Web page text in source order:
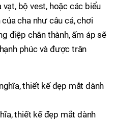
bộ vest, hoặc các biểu
cha như câu cá, chơi
điệp chân thành, ấm áp sẽ
phúc và được trân
thiết kế đẹp mắt dành